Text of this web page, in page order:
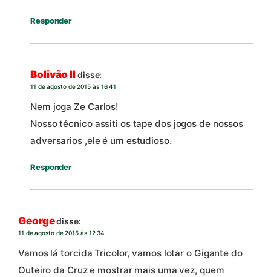
Responder
Bolivão IIdisse:
11 de agosto de 2015 às 16:41
Nem joga Ze Carlos!
Nosso técnico assiti os tape dos jogos de nossos
adversarios ,ele é um estudioso.
Responder
Georgedisse:
11 de agosto de 2015 às 12:34
Vamos lá torcida Tricolor, vamos lotar o Gigante do
Outeiro da Cruz e mostrar mais uma vez, quem